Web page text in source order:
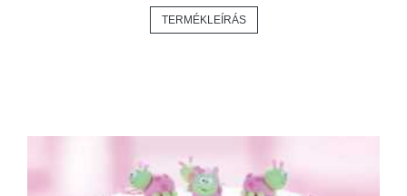
TERMÉKLEÍRÁS